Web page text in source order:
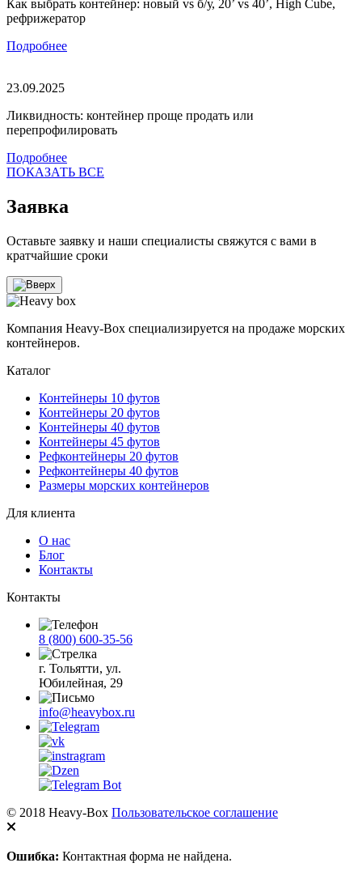
Как выбрать контейнер: новый vs б/у, 20’ vs 40’, High Cube,
рефрижератор
Подробнее
23.09.2025
Ликвидность: контейнер проще продать или
перепрофилировать
Подробнее
ПОКАЗАТЬ ВСЕ
Заявка
Оставьте заявку и наши специалисты свяжутся с вами в
кратчайшие сроки
Компания Heavy-Box специализируется на продаже морских
контейнеров.
Каталог
Контейнеры 10 футов
Контейнеры 20 футов
Контейнеры 40 футов
Контейнеры 45 футов
Рефконтейнеры 20 футов
Рефконтейнеры 40 футов
Размеры морских контейнеров
Для клиента
О нас
Блог
Контакты
Контакты
8 (800) 600-35-56
г. Тольятти, ул.
Юбилейная, 29
info@heavybox.ru
© 2018 Heavy-Box Пользовательское соглашение
Ошибка: Контактная форма не найдена.